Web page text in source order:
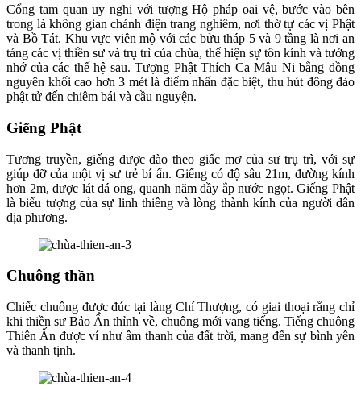
Cổng tam quan uy nghi với tượng Hộ pháp oai vệ, bước vào bên
trong là không gian chánh điện trang nghiêm, nơi thờ tự các vị Phật
và Bồ Tát. Khu vực viên mộ với các bửu tháp 5 và 9 tầng là nơi an
táng các vị thiền sư và trụ trì của chùa, thể hiện sự tôn kính và tưởng
nhớ của các thế hệ sau. Tượng Phật Thích Ca Mâu Ni bằng đồng
nguyên khối cao hơn 3 mét là điểm nhấn đặc biệt, thu hút đông đảo
phật tử đến chiêm bái và cầu nguyện.
Giếng Phật
Tương truyền, giếng được đào theo giấc mơ của sư trụ trì, với sự
giúp đỡ của một vị sư trẻ bí ẩn. Giếng có độ sâu 21m, đường kính
hơn 2m, được lát đá ong, quanh năm đầy ắp nước ngọt. Giếng Phật
là biểu tượng của sự linh thiêng và lòng thành kính của người dân
địa phương.
Chuông thần
Chiếc chuông được đúc tại làng Chí Thượng, có giai thoại rằng chỉ
khi thiền sư Bảo Ẩn thỉnh về, chuông mới vang tiếng. Tiếng chuông
Thiên Ấn được ví như âm thanh của đất trời, mang đến sự bình yên
và thanh tịnh.